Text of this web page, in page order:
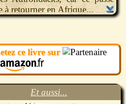
à retourner en Afrique...
d’une turbulente période de
comme du destin d’un pays
roman de Russell Banks tire
de la complexité de son
affrontement entre
ce livre sur
Et aussi...